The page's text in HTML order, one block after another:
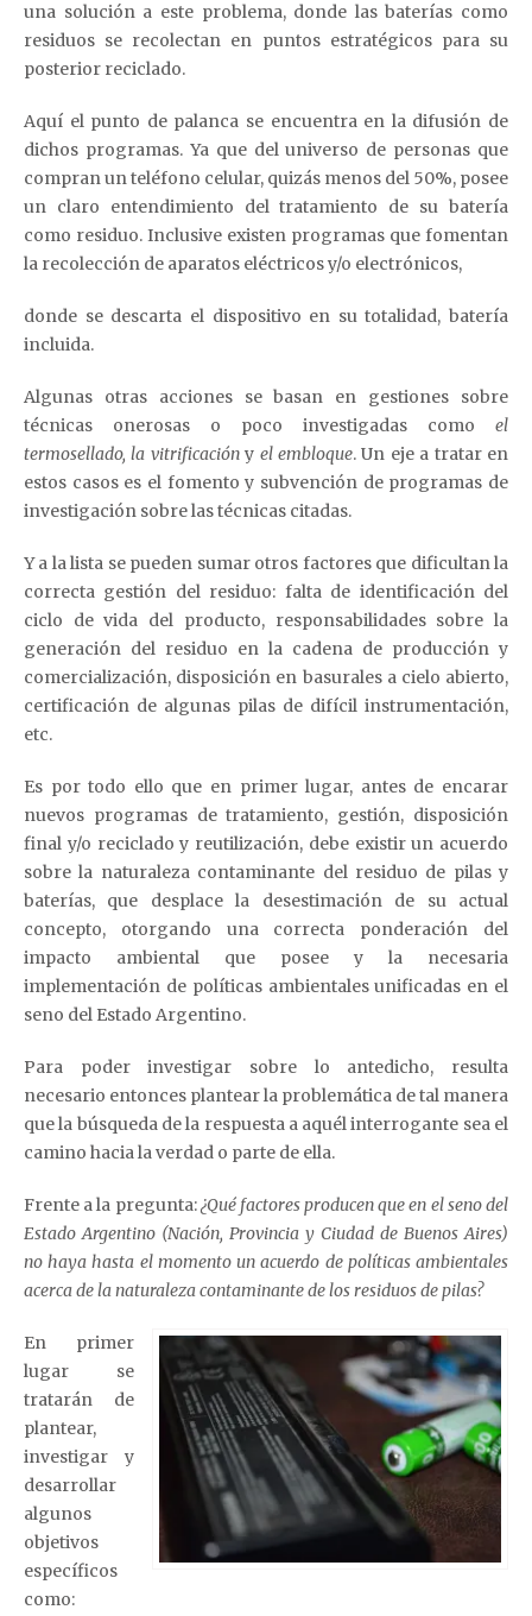
una solución a este problema, donde las baterías como
residuos se recolectan en puntos estratégicos para su
posterior reciclado.
Aquí el punto de palanca se encuentra en la difusión de
dichos programas. Ya que del universo de personas que
compran un teléfono celular, quizás menos del 50%, posee
un claro entendimiento del tratamiento de su batería
como residuo. Inclusive existen programas que fomentan
la recolección de aparatos eléctricos y/o electrónicos,
donde se descarta el dispositivo en su totalidad, batería
incluida.
Algunas otras acciones se basan en gestiones sobre
técnicas onerosas o poco investigadas como el
termosellado, la vitrificacióny el embloque. Un eje a tratar en
estos casos es el fomento y subvención de programas de
investigación sobre las técnicas citadas.
Y a la lista se pueden sumar otros factores que dificultan la
correcta gestión del residuo: falta de identificación del
ciclo de vida del producto, responsabilidades sobre la
generación del residuo en la cadena de producción y
comercialización, disposición en basurales a cielo abierto,
certificación de algunas pilas de difícil instrumentación,
etc.
Es por todo ello que en primer lugar, antes de encarar
nuevos programas de tratamiento, gestión, disposición
final y/o reciclado y reutilización, debe existir un acuerdo
sobre la naturaleza contaminante del residuo de pilas y
baterías, que desplace la desestimación de su actual
concepto, otorgando una correcta ponderación del
impacto ambiental que posee y la necesaria
implementación de políticas ambientales unificadas en el
seno del Estado Argentino.
Para poder investigar sobre lo antedicho, resulta
necesario entonces plantear la problemática de tal manera
que la búsqueda de la respuesta a aquél interrogante sea el
camino hacia la verdad o parte de ella.
Frente a la pregunta:¿Qué factores producen que en el seno del
Estado Argentino (Nación, Provincia y Ciudad de Buenos Aires)
no haya hasta el momento un acuerdo de políticas ambientales
acerca de la naturaleza contaminante de los residuos de pilas?
En primer
lugar se
tratarán de
plantear,
investigar y
desarrollar
algunos
objetivos
específicos
como: